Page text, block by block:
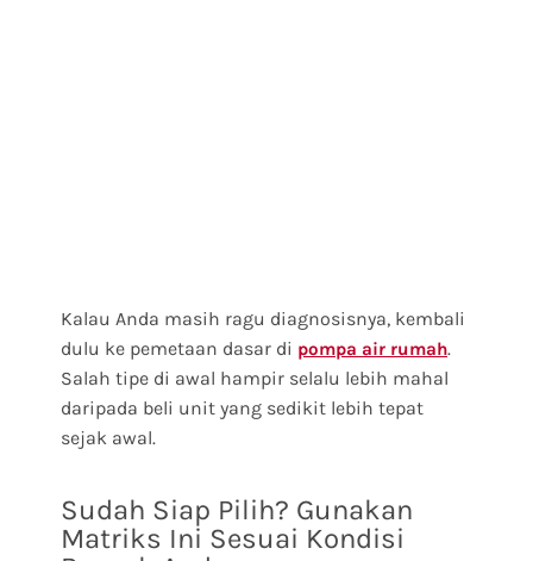
Kalau Anda masih ragu diagnosisnya, kembali
dulu ke pemetaan dasar di pompa air rumah.
Salah tipe di awal hampir selalu lebih mahal
daripada beli unit yang sedikit lebih tepat
sejak awal.
Sudah Siap Pilih? Gunakan
Matriks Ini Sesuai Kondisi